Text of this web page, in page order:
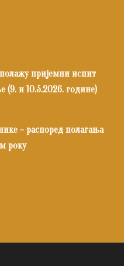
пријемни испит
и 10.5.2026. године)
– распоред полагања
року